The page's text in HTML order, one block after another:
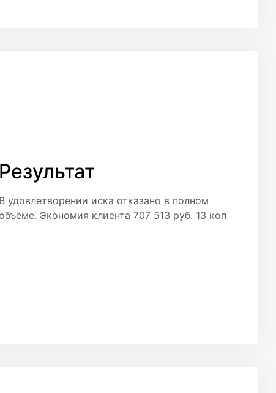
Результат
В удовлетворении иска отказано в полном
Экономия клиента 707 513 руб. 13 коп